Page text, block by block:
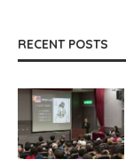
RECENT POSTS